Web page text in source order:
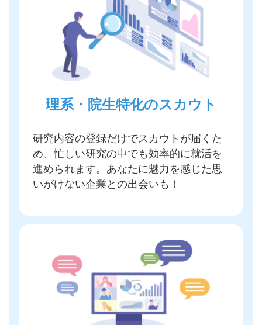
理系・院生特化のスカウト
研究内容の登録だけでスカウトが届く た
め、忙しい研究の中でも効率的に就活を
進められます。あなたに魅力を感じた思
いがけない企業との出会いも！